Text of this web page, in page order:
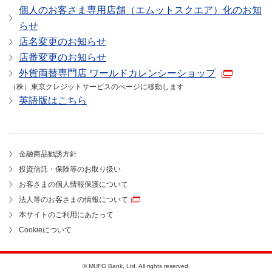
個人のお客さま専用店舗（エムットスクエア）化のお知
らせ
店名変更のお知らせ
店番変更のお知らせ
外貨両替専門店 ワールドカレンシーショップ
（株）東京クレジットサービスのぺージに移動します
英語版はこちら
金融商品勧誘方針
投資信託・保険等のお取り扱い
お客さまの個人情報保護について
法人等のお客さまの情報について
本サイトのご利用にあたって
Cookieについて
© MUFG Bank, Ltd. All rights reserved.